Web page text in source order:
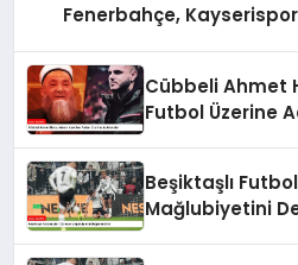
Fenerbahçe,
Cübbeli Ahmet
Futbol Üzerine
Beşiktaşlı
Mağlubiyetini